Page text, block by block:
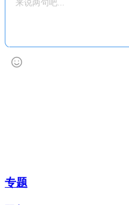
专题